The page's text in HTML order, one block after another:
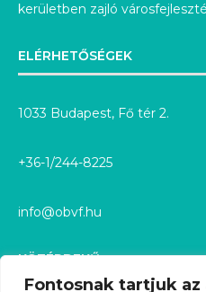
Fontosnak tartjuk
kerületben zajló
ELÉRHETŐSÉGEK
1033 Budapest, Fő tér 2.
+36-1/244-8225
info@obvf.hu
KÖZÉRDEKŰ